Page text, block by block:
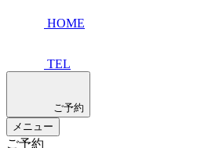
HOME
TEL
ご予約
メニュー
ご予約